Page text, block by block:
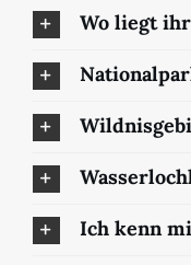
Wo liegt
Ich kenn